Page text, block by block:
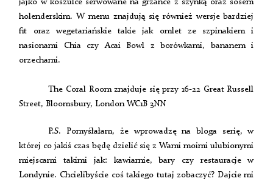
holenderskim. W menu znajdują się również wersje bardziej
fit oraz wegetariańskie takie jak omlet ze szpinakiem i
nasionami Chia czy Acai Bowl z borówkami, bananem i
orzechami.
The Coral Room znajduje się przy 16-22 Great Russell
Street, Bloomsbury, London WC1B 3NN
P.S. Pomyśłałam, że wprowadzę na bloga serię, w
której co jakiś czas będę dzielić się z Wami moimi ulubionymi
miejscami takimi jak: kawiarnie, bary czy restauracje w
Londynie. Chcielibyście coś takiego tutaj zobaczyć? Dajcie mi